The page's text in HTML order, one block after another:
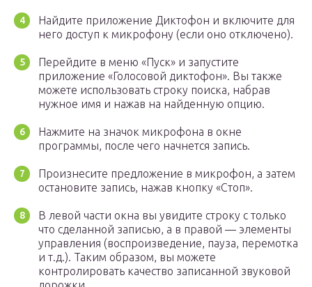
Найдите приложение Диктофон и включите для
него доступ к микрофону (если оно отключено).
Перейдите в меню «Пуск» и запустите
приложение «Голосовой диктофон». Вы также
можете использовать строку поиска, набрав
нужное имя и нажав на найденную опцию.
Нажмите на значок микрофона в окне
программы, после чего начнется запись.
Произнесите предложение в микрофон, а затем
остановите запись, нажав кнопку «Стоп».
В левой части окна вы увидите строку с только
что сделанной записью, а в правой — элементы
управления (воспроизведение, пауза, перемотка
и т.д.). Таким образом, вы можете
контролировать качество записанной звуковой